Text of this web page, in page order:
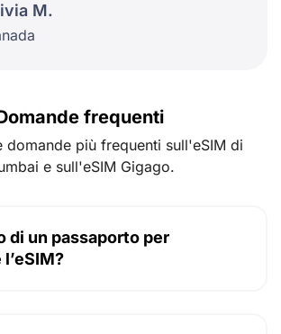
M.
frequenti
domande più frequenti sull'eSIM di
e sull'eSIM Gigago.
di un passaporto per